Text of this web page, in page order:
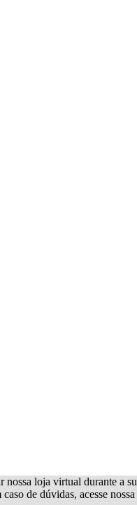
nossa loja virtual durante a
de dúvidas, acesse nossa